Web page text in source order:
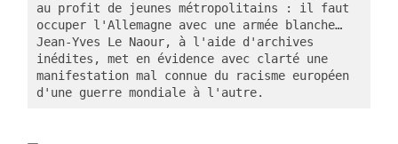
au profit de jeunes métropolitains : il faut
occuper l'Allemagne avec une armée blanche…
Jean-Yves Le Naour, à l'aide d'archives
inédites, met en évidence avec clarté une
manifestation mal connue du racisme européen
d'une guerre mondiale à l'autre.